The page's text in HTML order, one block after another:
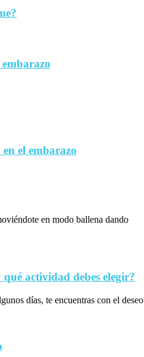
el embarazo
en modo ballena dando
actividad debes elegir?
días, te encuentras con el deseo